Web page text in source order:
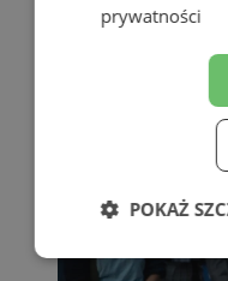
prywatności
POKAŻ
Niezbędne